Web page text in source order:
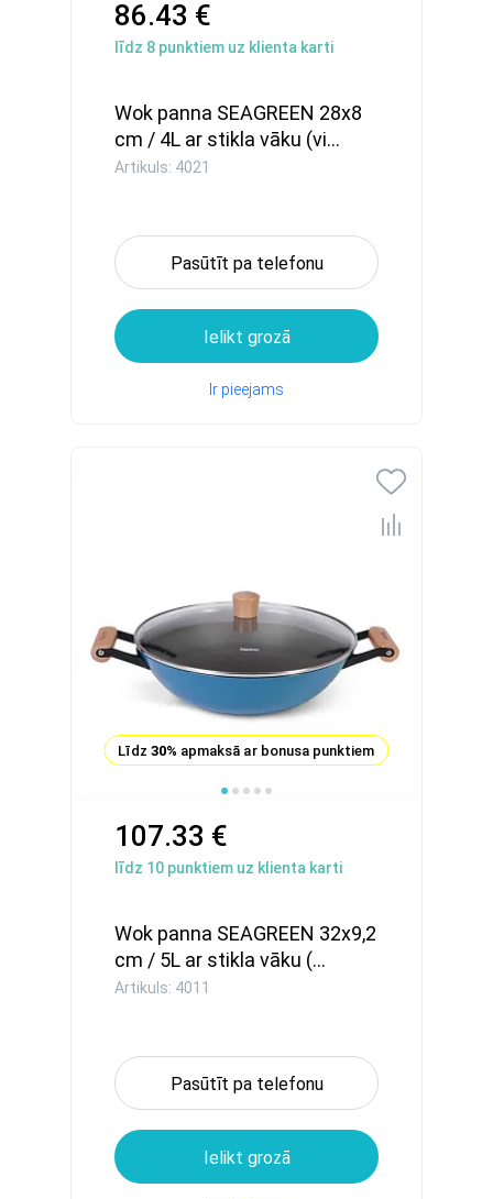
86.43 €
līdz 8 punktiem uz klienta karti
Wok panna SEAGREEN 28x8
cm / 4L ar stikla vāku (vi...
Artikuls: 4021
Pasūtīt pa telefonu
Ielikt grozā
Ir pieejams
Līdz 30% apmaksā ar bonusa punktiem
107.33 €
līdz 10 punktiem uz klienta karti
Wok panna SEAGREEN 32x9,2
cm / 5L ar stikla vāku (...
Artikuls: 4011
Pasūtīt pa telefonu
Ielikt grozā